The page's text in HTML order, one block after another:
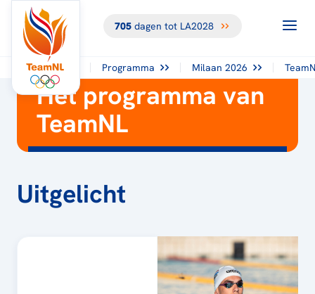
705dagen tot LA2028
Programma Milaan 2026
Het programma van
TeamNL
Uitgelicht